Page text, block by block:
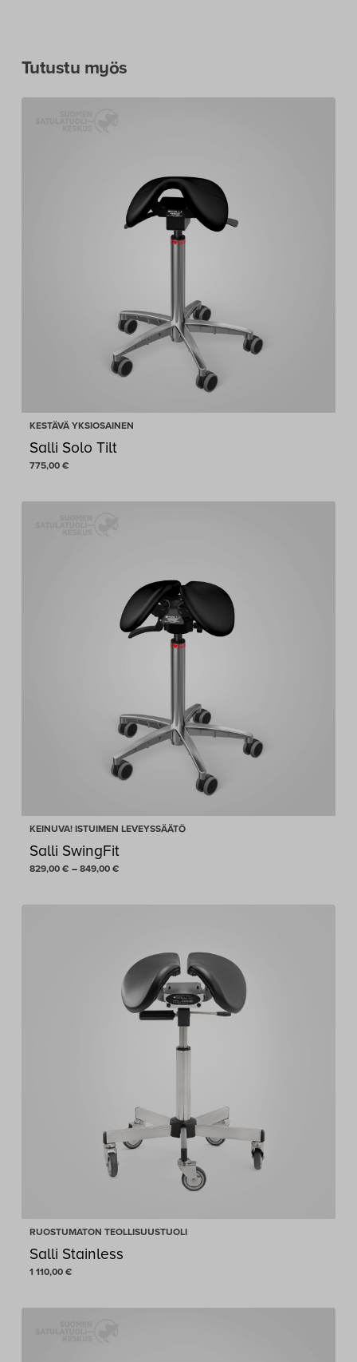
Tutustu myös
KESTÄVÄ YKSIOSAINEN
Salli Solo Tilt
775,00 €
KEINUVA! ISTUIMEN LEVEYSSÄÄTÖ
Salli SwingFit
829,00 € – 849,00 €Hintaluokka:
RUOSTUMATON TEOLLISUUSTUOLI
Salli Stainless
1 110,00 €